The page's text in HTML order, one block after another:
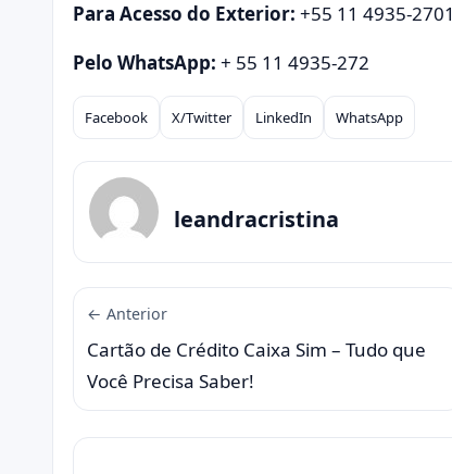
Para Acesso do Exterior: +55 11 4935-2701
Pelo WhatsApp: + 55 11 4935-272
Compartilhar
Facebook X/Twitter LinkedIn WhatsApp
leandracristina
← Anterior
Cartão de Crédito Caixa Sim – Tudo que
Você Precisa Saber!